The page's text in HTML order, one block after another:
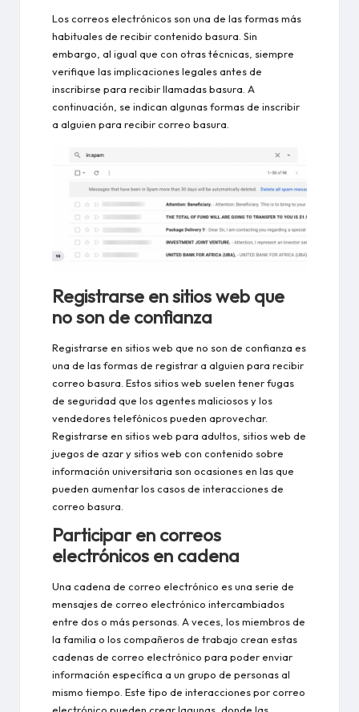
Los correos electrónicos son una de las formas más
habituales de recibir contenido basura. Sin
embargo, al igual que con otras técnicas, siempre
verifique las implicaciones legales antes de
inscribirse para recibir llamadas basura. A
continuación, se indican algunas formas de inscribir
a alguien para recibir correo basura.
Registrarse en sitios web que
no son de confianza
Registrarse en sitios web que no son de confianza es
una de las formas de registrar a alguien para recibir
correo basura. Estos sitios web suelen tener fugas
de seguridad que los agentes maliciosos y los
vendedores telefónicos pueden aprovechar.
Registrarse en sitios web para adultos, sitios web de
juegos de azar y sitios web con contenido sobre
información universitaria son ocasiones en las que
pueden aumentar los casos de interacciones de
correo basura.
Participar en correos
electrónicos en cadena
Una cadena de correo electrónico es una serie de
mensajes de correo electrónico intercambiados
entre dos o más personas. A veces, los miembros de
la familia o los compañeros de trabajo crean estas
cadenas de correo electrónico para poder enviar
información específica a un grupo de personas al
mismo tiempo. Este tipo de interacciones por correo